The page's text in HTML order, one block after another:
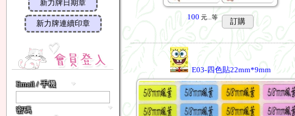
新力牌日期章
新力牌連續印章
Email / 手機
密碼
100 元...等 訂購
E03-四色貼22mm*9mm